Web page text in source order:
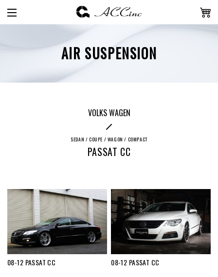
AIR SUSPENSION
VOLKS WAGEN
SEDAN / COUPE / WAGON / COMPACT
PASSAT CC
08-12 PASSAT CC 08-12 PASSAT CC